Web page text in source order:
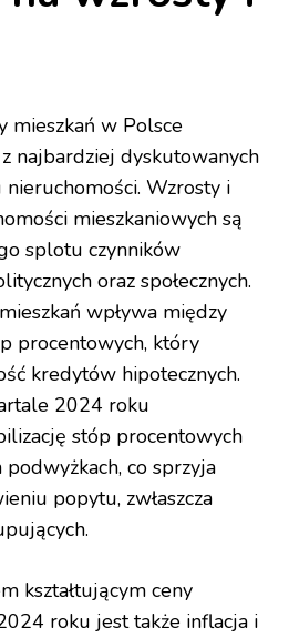
mieszkań w Polsce
najbardziej dyskutowanych
Wzrosty i
mieszkaniowych są
splotu czynników
oraz społecznych.
wpływa między
procentowych, który
kredytów hipotecznych.
2024 roku
stóp procentowych
co sprzyja
popytu, zwłaszcza
kształtującym ceny
roku jest także inflacja i